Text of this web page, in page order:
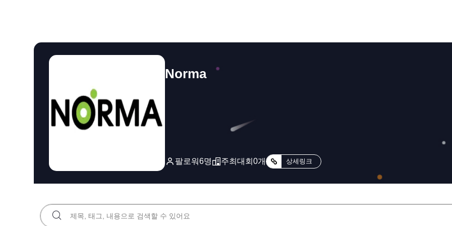
Norma
팔로워6명 주최대회0개 상세링크